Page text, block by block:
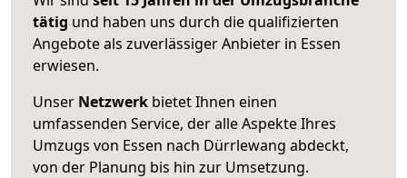
tätig und haben uns durch die qualifizierten
Angebote als zuverlässiger Anbieter in Essen
erwiesen.
Unser Netzwerk bietet Ihnen einen
umfassenden Service, der alle Aspekte Ihres
Umzugs von Essen nach Dürrlewang abdeckt,
von der Planung bis hin zur Umsetzung.